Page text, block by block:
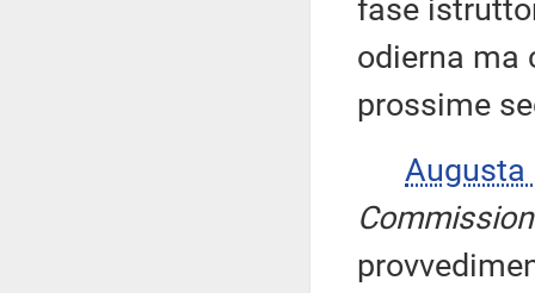
fase
odierna ma
prossime
Augusta